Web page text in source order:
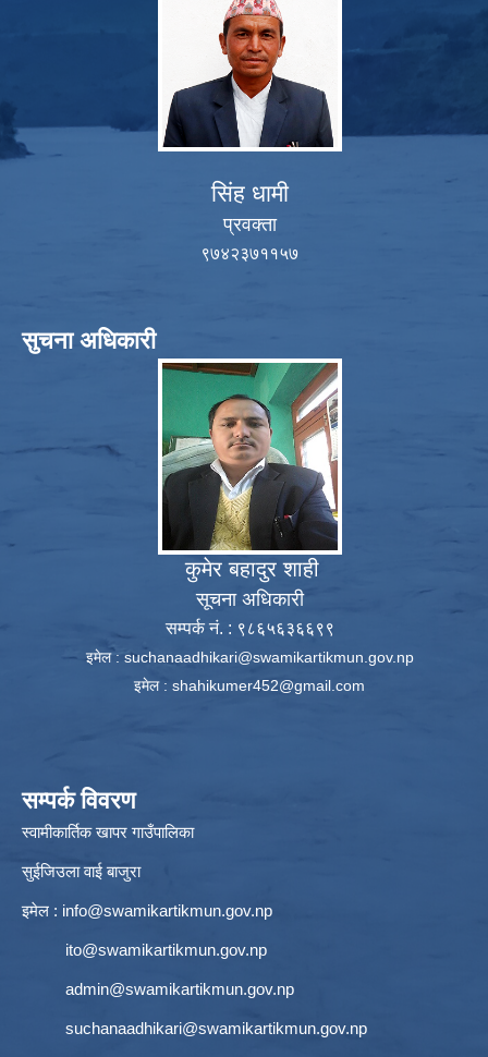
सिंह धामी
प्रवक्ता
९७४२३७११५७
सुचना अधिकारी
कुमेर बहादुर शाही
सूचना अधिकारी
सम्पर्क नं. : ९८६५६३६६९९
इमेल : suchanaadhikari@swamikartikmun.gov.np
इमेल : shahikumer452@gmail.com
सम्पर्क विवरण
स्वामीकार्तिक खापर गाउँपालिका
सुईजिउला वाई बाजुरा
इमेल : info@swamikartikmun.gov.np
ito@swamikartikmun.gov.np
admin@swamikartikmun.gov.np
suchanaadhikari@swamikartikmun.gov.np